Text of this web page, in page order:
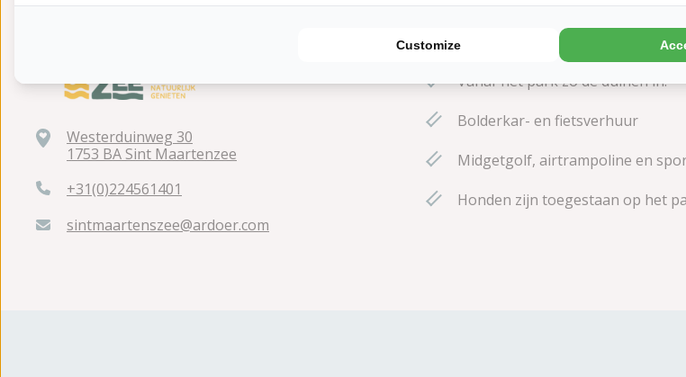
Westerduinweg 30
1753 BA Sint Maartenzee
+31(0)224561401
sintmaartenszee@ardoer.com
In 15 minuten loop je lekker het
Vanaf het park zo de duinen in!
Bolderkar- en fietsverhuur
Midgetgolf, airtrampoline en
Honden zijn toegestaan op het
Customize